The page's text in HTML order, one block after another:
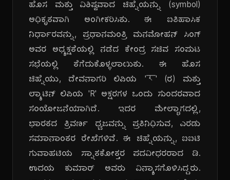
ಹೊಸ ಮತ್ತು ವಿಶಿಷ್ಟವಾದ ಚಿಹ್ನೆಯನ್ನು (symbol)
ಅಧಿಕೃತವಾಗಿ ಅಂಗೀಕರಿಸಿತು. ಈ ಐತಿಹಾಸಿಕ
ನಿರ್ಧಾರವನ್ನು, ಪ್ರಧಾನಮಂತ್ರಿ ಮನಮೋಹನ್ ಸಿಂಗ್
ಅವರ ಅಧ್ಯಕ್ಷತೆಯಲ್ಲಿ ನಡೆದ ಕೇಂದ್ರ ಸಚಿವ ಸಂಪುಟ
ಸಭೆಯಲ್ಲಿ ತೆಗೆದುಕೊಳ್ಳಲಾಯಿತು. ಈ ಹೊಸ
ಚಿಹ್ನೆಯು, ದೇವನಾಗರಿ ಲಿಪಿಯ 'र' (ರ) ಮತ್ತು
ಲ್ಯಾಟಿನ್ ಲಿಪಿಯ 'R' ಅಕ್ಷರಗಳ ಒಂದು ಸುಂದರವಾದ
ಸಂಯೋಜನೆಯಾಗಿದೆ. ಇದರ ಮೇಲ್ಭಾಗದಲ್ಲಿ,
ಭಾರತದ ತ್ರಿವರ್ಣ ಧ್ವಜವನ್ನು ಪ್ರತಿನಿಧಿಸುವ, ಎರಡು
ಸಮಾನಾಂತರ ರೇಖೆಗಳಿವೆ. ಈ ಚಿಹ್ನೆಯನ್ನು, ಐಐಟಿ
ಗುವಾಹಟಿಯ ಸ್ನಾತಕೋತ್ತರ ಪದವೀಧರರಾದ ಡಿ.
ಉದಯ ಕುಮಾರ್ ಅವರು ವಿನ್ಯಾಸಗೊಳಿಸಿದ್ದರು.